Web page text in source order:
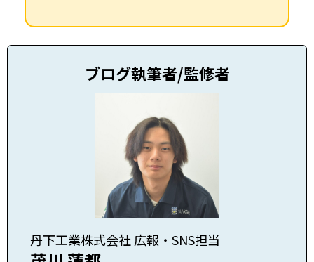
ブログ執筆者/監修者
丹下工業株式会社 広報・SNS担当